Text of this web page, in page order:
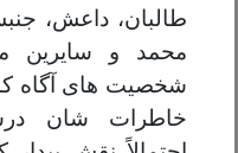
طالبان، داعش،
محمد و سایرین
شخصیت های آگاه
خاطرات شان